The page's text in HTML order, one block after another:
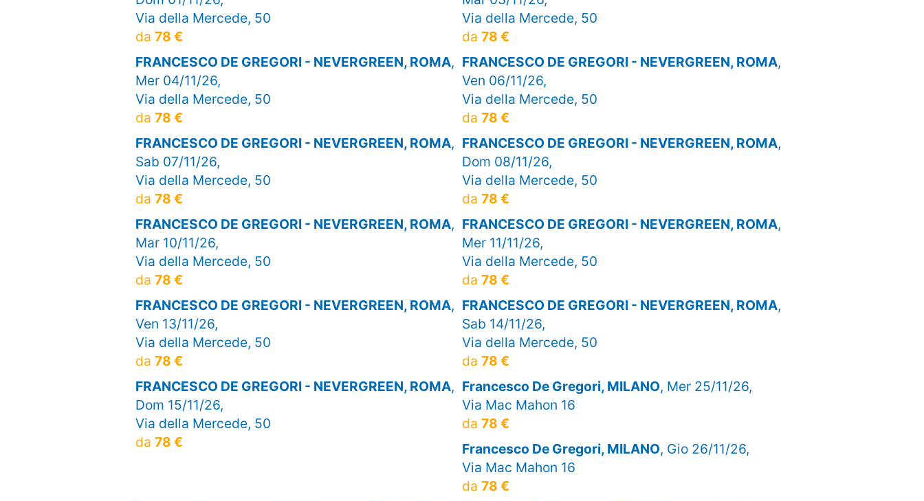
Via della Mercede, 50
da 78 €
Via della Mercede, 50
da 78 €
FRANCESCO DE GREGORI - NEVERGREEN, ROMA,
Mer 04/11/26,
Via della Mercede, 50
da 78 €
FRANCESCO DE GREGORI - NEVERGREEN, ROMA,
Ven 06/11/26,
Via della Mercede, 50
da 78 €
FRANCESCO DE GREGORI - NEVERGREEN, ROMA,
Sab 07/11/26,
Via della Mercede, 50
da 78 €
FRANCESCO DE GREGORI - NEVERGREEN, ROMA,
Dom 08/11/26,
Via della Mercede, 50
da 78 €
FRANCESCO DE GREGORI - NEVERGREEN, ROMA,
Mar 10/11/26,
Via della Mercede, 50
da 78 €
FRANCESCO DE GREGORI - NEVERGREEN, ROMA,
Mer 11/11/26,
Via della Mercede, 50
da 78 €
FRANCESCO DE GREGORI - NEVERGREEN, ROMA,
Ven 13/11/26,
Via della Mercede, 50
da 78 €
FRANCESCO DE GREGORI - NEVERGREEN, ROMA,
Sab 14/11/26,
Via della Mercede, 50
da 78 €
FRANCESCO DE GREGORI - NEVERGREEN, ROMA,
Dom 15/11/26,
Via della Mercede, 50
da 78 €
Francesco De Gregori, MILANO, Mer 25/11/26,
Via Mac Mahon 16
da 78 €
Francesco De Gregori, MILANO, Gio 26/11/26,
Via Mac Mahon 16
da 78 €